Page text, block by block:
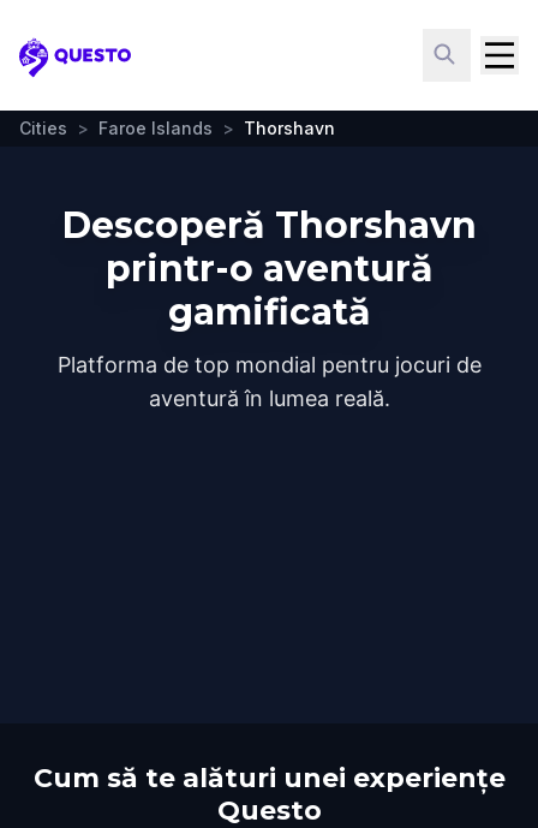
Questo
Cities > Faroe Islands > Thorshavn
Descoperă Thorshavn
printr-o aventură
gamificată
Platforma de top mondial pentru jocuri de
aventură în lumea reală.
Cum să te alături unei experiențe
Questo